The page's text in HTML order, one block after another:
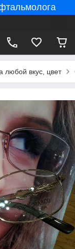
любой вкус, цвет